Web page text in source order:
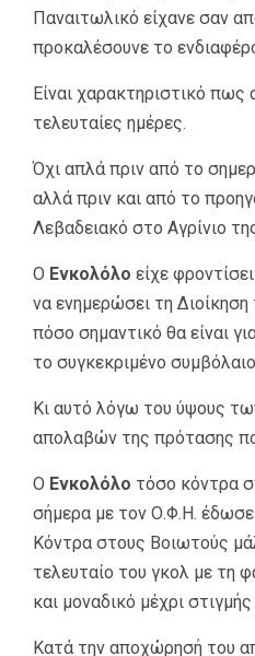
Παναιτωλικό είχανε σαν
προκαλέσουνε το
Είναι χαρακτηριστικό πως
τελευταίες ημέρες.
Όχι απλά πριν από το
αλλά πριν και από το
Λεβαδειακό στο Αγρίνιο
Ο Ενκολόλο είχε
να ενημερώσει τη
πόσο σημαντικό θα είναι
το συγκεκριμένο
Κι αυτό λόγω του ύψους
απολαβών της πρότασης
Ο Ενκολόλο τόσο κόντρα
σήμερα με τον Ο.Φ.Η.
Κόντρα στους Βοιωτούς
τελευταίο του γκολ με τη
και μοναδικό μέχρι
Κατά την αποχώρησή του